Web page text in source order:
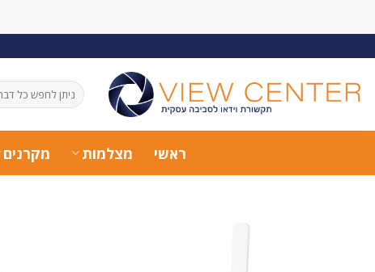
חיפוש
עבור:
ראשי מצלמות מקרנים